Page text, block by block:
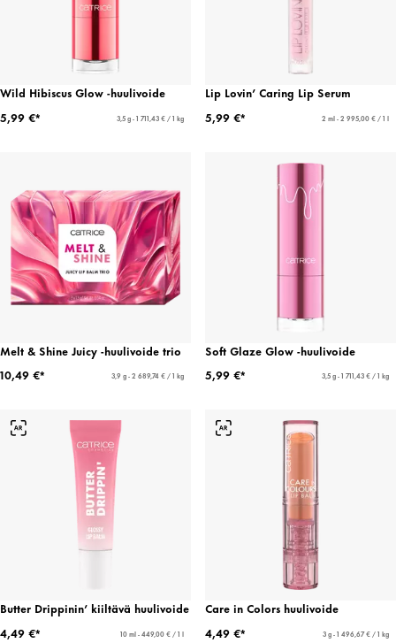
Wild Hibiscus Glow -huulivoide
5,99 €*
3,5 g - 1 711,43 € / 1 kg
Lip Lovin’ Caring Lip Serum
5,99 €*
2 ml - 2 995,00 € / 1 l
Melt & Shine Juicy -huulivoide trio
10,49 €*
3,9 g - 2 689,74 € / 1 kg
Soft Glaze Glow -huulivoide
5,99 €*
3,5 g - 1 711,43 € / 1 kg
Butter Drippinin’ kiiltävä huulivoide
4,49 €*
10 ml - 449,00 € / 1 l
Care in Colors huulivoide
4,49 €*
3 g - 1 496,67 € / 1 kg